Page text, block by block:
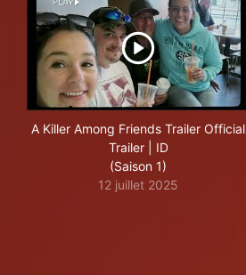
A Killer Among Friends Trailer Official
Trailer | ID
(Saison 1)
12 juillet 2025